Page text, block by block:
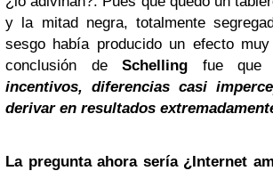
y la mitad negra, totalmente
sesgo había producido un efecto
conclusión de Schelling fue que
incentivos, diferencias casi
derivar en resultados
La pregunta ahora sería ¿Internet